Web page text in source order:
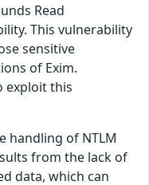
Read
This vulnerability
sensitive
of Exim.
exploit this
handling of NTLM
from the lack of
data, which can